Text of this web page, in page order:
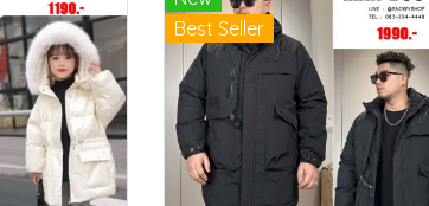
Best Seller